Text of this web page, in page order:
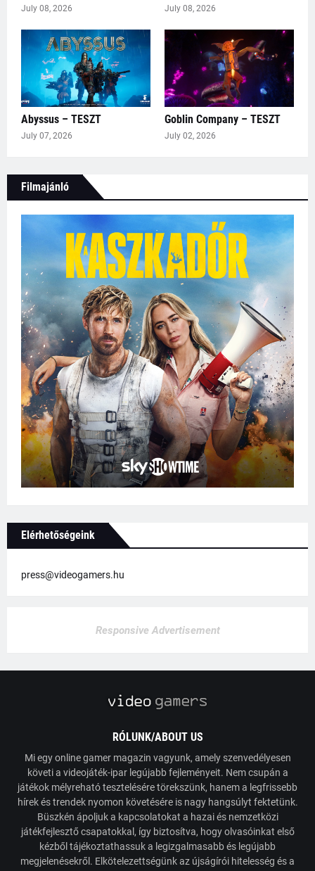
July 08, 2026 July 08, 2026
Abyssus – TESZT
July 07, 2026
Goblin Company – TESZT
July 02, 2026
Filmajánló
Elérhetőségeink
press@videogamers.hu
Responsive Advertisement
RÓLUNK/ABOUT US
Mi egy online gamer magazin vagyunk, amely szenvedélyesen
követi a videojáték-ipar legújabb fejleményeit. Nem csupán a
játékok mélyreható tesztelésére törekszünk, hanem a legfrissebb
hírek és trendek nyomon követésére is nagy hangsúlyt fektetünk.
Büszkén ápoljuk a kapcsolatokat a hazai és nemzetközi
játékfejlesztő csapatokkal, így biztosítva, hogy olvasóinkat első
kézből tájékoztathassuk a legizgalmasabb és legújabb
megjelenésekről. Elkötelezettségünk az újságírói hitelesség és a